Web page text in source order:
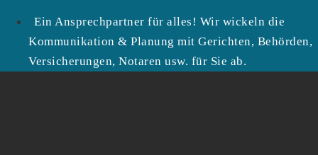
Ein Ansprechpartner für alles! Wir wickeln die
Kommunikation & Planung mit Gerichten, Behörden,
Versicherungen, Notaren usw. für Sie ab.